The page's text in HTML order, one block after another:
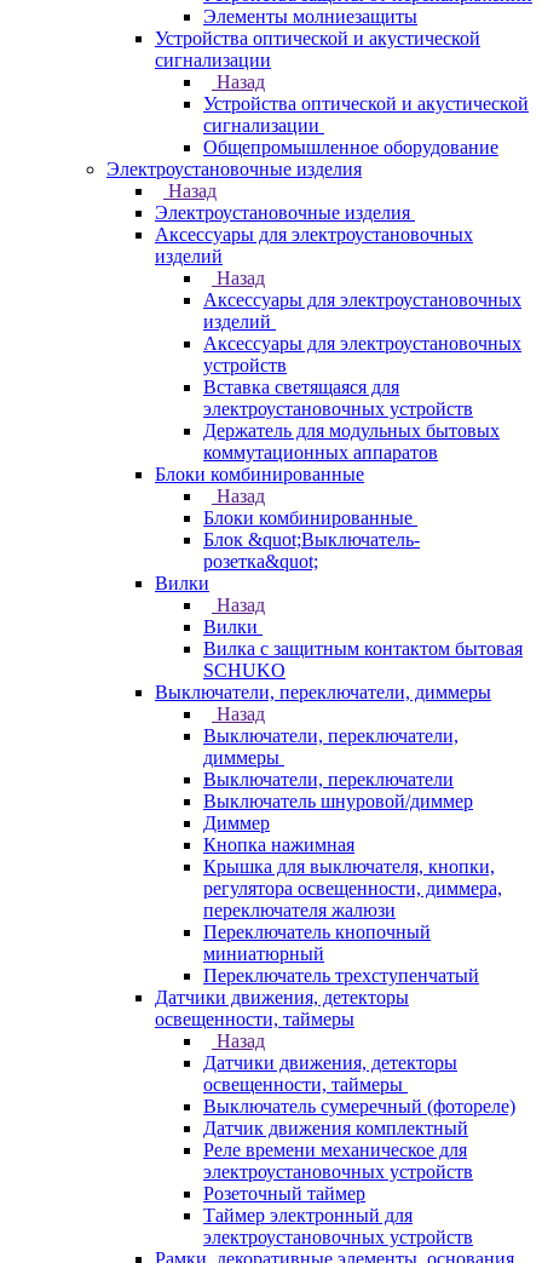
Элементы молниезащиты
Устройства оптической и акустической
сигнализации
Назад
Устройства оптической и акустической
сигнализации
Общепромышленное оборудование
Электроустановочные изделия
Назад
Электроустановочные изделия
Аксессуары для электроустановочных
изделий
Назад
Аксессуары для электроустановочных
изделий
Аксессуары для электроустановочных
устройств
Вставка светящаяся для
электроустановочных устройств
Держатель для модульных бытовых
коммутационных аппаратов
Блоки комбинированные
Назад
Блоки комбинированные
Блок &quot;Выключатель-
розетка&quot;
Вилки
Назад
Вилки
Вилка с защитным контактом бытовая
SCHUKO
Выключатели, переключатели, диммеры
Назад
Выключатели, переключатели,
диммеры
Выключатели, переключатели
Выключатель шнуровой/диммер
Диммер
Кнопка нажимная
Крышка для выключателя, кнопки,
регулятора освещенности, диммера,
переключателя жалюзи
Переключатель кнопочный
миниатюрный
Переключатель трехступенчатый
Датчики движения, детекторы
освещенности, таймеры
Назад
Датчики движения, детекторы
освещенности, таймеры
Выключатель сумеречный (фотореле)
Датчик движения комплектный
Реле времени механическое для
электроустановочных устройств
Розеточный таймер
Таймер электронный для
электроустановочных устройств
Рамки, декоративные элементы, основания